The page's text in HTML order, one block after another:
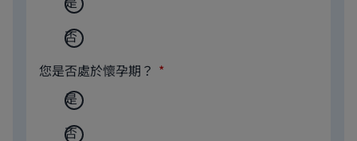
否
您是否處於懷孕期？
是
否